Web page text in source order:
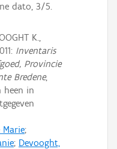
dato, 3/5.
K.,
Inventaris
Provincie
Bredene,
heen in
Marie;
; Devooght,